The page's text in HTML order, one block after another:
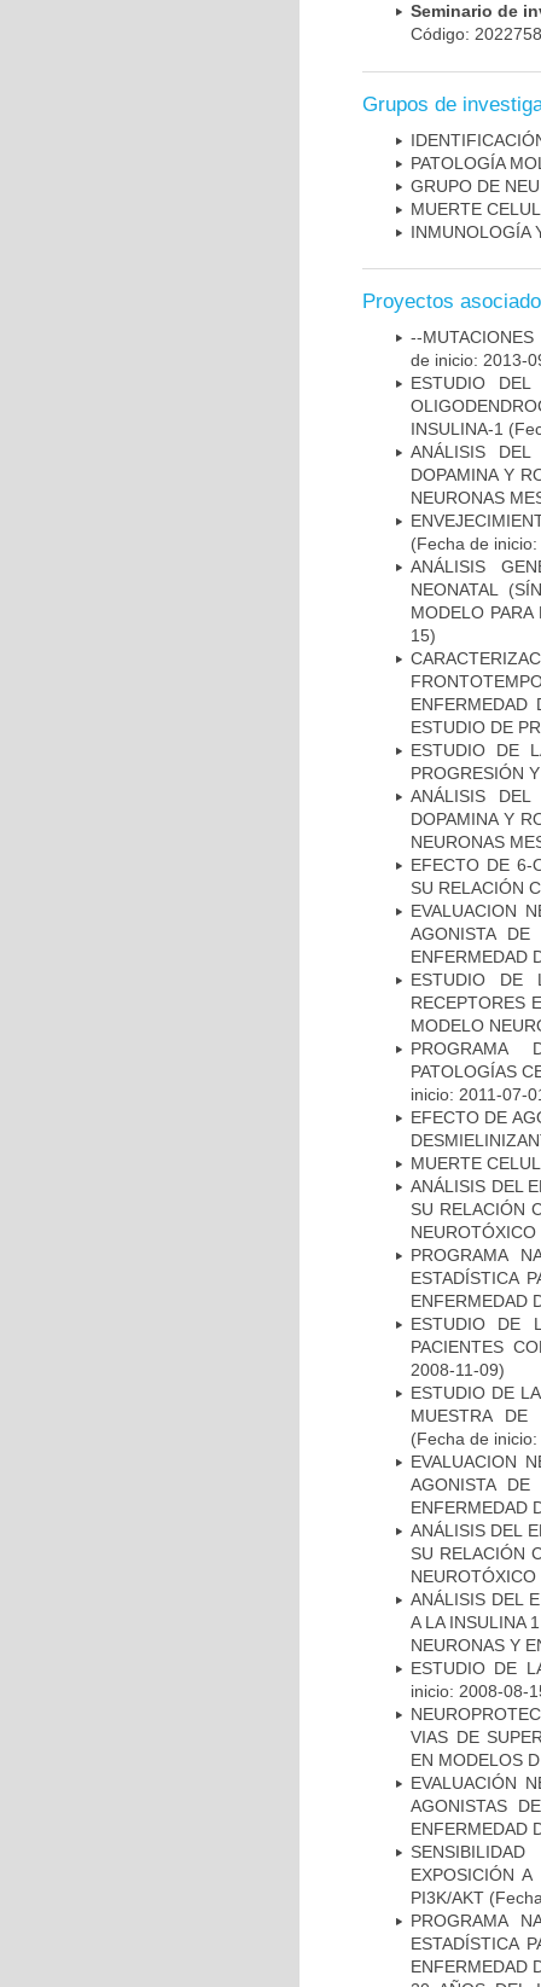
Seminario de
Código:
Grupos de
PATOLOGÍA
GRUPO DE
MUERTE
INMUNOLOGÍA
Proyectos
--
de inicio: 2013-
ESTUDIO
INSULINA-1
ANÁLISIS
DOPAMINA Y
NEURONAS
(Fecha de
ANÁLISIS
NEONATAL
MODELO
15)
ENFERMEDAD
ESTUDIO DE
ESTUDIO DE
PROGRESIÓN
ANÁLISIS
DOPAMINA Y
NEURONAS
EFECTO DE 6-
SU RELACIÓN
EVALUACION
AGONISTA
ENFERMEDAD
ESTUDIO DE
RECEPTORES
MODELO
PROGRAMA
PATOLOGÍAS
inicio: 2011-07-
EFECTO DE
MUERTE
ANÁLISIS DEL
SU RELACIÓN
NEUROTÓXICO
PROGRAMA
ESTADÍSTICA
ENFERMEDAD
ESTUDIO DE
PACIENTES
2008-11-09)
ESTUDIO DE
MUESTRA DE
(Fecha de
EVALUACION
AGONISTA
ENFERMEDAD
ANÁLISIS DEL
SU RELACIÓN
NEUROTÓXICO
ANÁLISIS DEL
A LA INSULINA
NEURONAS Y
ESTUDIO DE
inicio: 2008-08-
VIAS DE
EN MODELOS
EVALUACIÓN
AGONISTAS
ENFERMEDAD
EXPOSICIÓN
PI3K/AKT
PROGRAMA
ESTADÍSTICA
ENFERMEDAD